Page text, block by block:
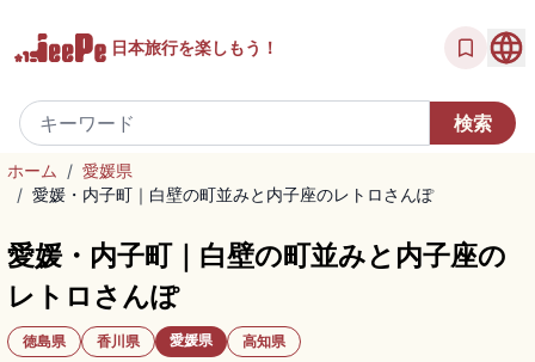
日本旅行を楽しもう！
ホーム / 愛媛県
/ 愛媛・内子町｜白壁の町並みと内子座のレトロさんぽ
愛媛・内子町｜白壁の町並みと内子座の
レトロさんぽ
徳島県 香川県 愛媛県 高知県